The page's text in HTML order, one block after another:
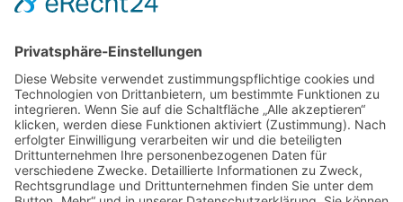
+49 (0) 6104 64860 - 00
Spezialisten für:
Fernverkehr Transport Europa
Nahverkehr Transport Rhein-Main